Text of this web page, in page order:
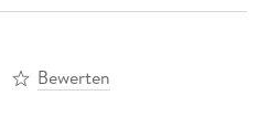
Bewerten